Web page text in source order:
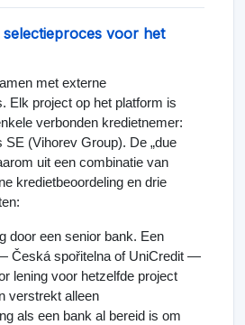
voor het
met externe
Elk project op het platform is
verbonden kredietnemer:
(Vihorev Group). De „due
uit een combinatie van
kredietbeoordeling en drie
door een senior bank. Een
Česká spořitelna of UniCredit —
lening voor hetzelfde project
verstrekt alleen
als een bank al bereid is om